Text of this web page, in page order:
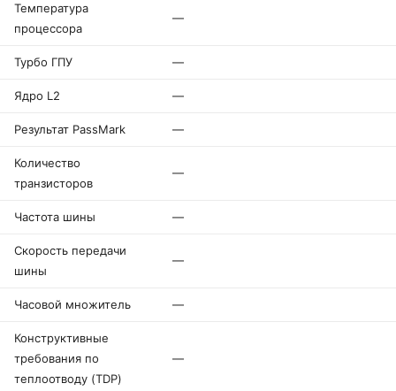
Температура
процессора
—
Турбо ГПУ —
Ядро L2 —
Результат PassMark —
Количество
транзисторов
—
Частота шины —
Скорость передачи
шины
—
Часовой множитель —
Конструктивные
требования по
теплоотводу (TDP)
—